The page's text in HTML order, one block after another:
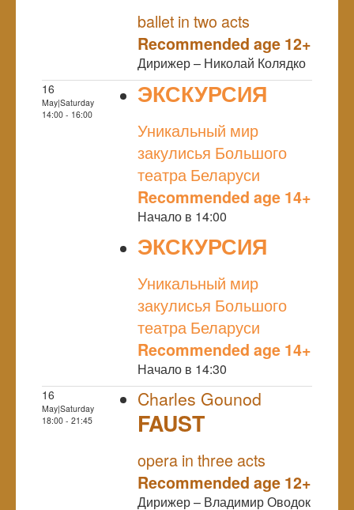
ballet in two acts
Recommended age 12+
Дирижер – Николай Колядко
16
May|Saturday
14:00 - 16:00
ЭКСКУРСИЯ
Уникальный мир
закулисья Большого
театра Беларуси
Recommended age 14+
Начало в 14:00
ЭКСКУРСИЯ
Уникальный мир
закулисья Большого
театра Беларуси
Recommended age 14+
Начало в 14:30
16
May|Saturday
18:00 - 21:45
Charles Gounod
FAUST
opera in three acts
Recommended age 12+
Дирижер – Владимир Оводок